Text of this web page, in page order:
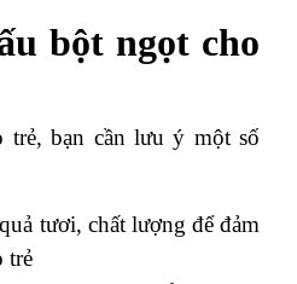
bột ngọt cho
bạn cần lưu ý một số
tươi, chất lượng để đảm
trẻ